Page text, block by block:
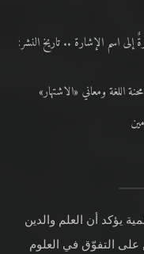
المسيح الموعود عليه السلام.. 2 إشارةٌ إلى اسم الإشارة .. تاريخ النشر:
يؤكد أن العلم والدين
على التفوّق في العلوم